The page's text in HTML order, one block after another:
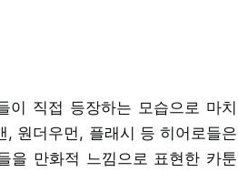
이 직접 등장하는 모습으로 마치
원더우먼, 플래시 등 히어로들은
을 만화적 느낌으로 표현한 카툰